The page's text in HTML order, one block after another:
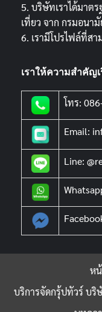
5. บริษัทเราได้มาต
เที่ยว จาก กรมอนา
6. เรามีโปรไฟล์ที่สา
เราให้ความสำคัญ
โทร:
Email:
Line:
ห
บริการจัดกรุ้ปทัวร์ บ